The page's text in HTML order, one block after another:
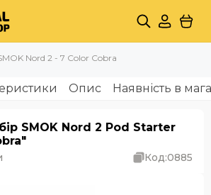
Nord 2 - 7 Color Cobra
Опис Наявність в
SMOK Nord 2 Pod Starter
Код:0885